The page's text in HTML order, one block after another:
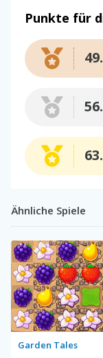
Punkte für
Ähnliche Spiele
Garden Tales